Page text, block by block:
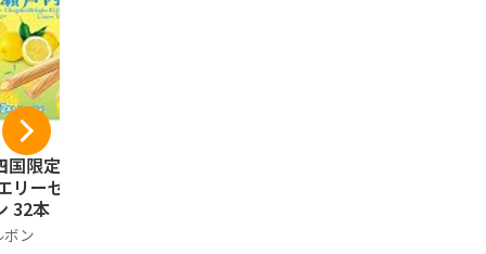
国限定 中四国土
リーゼ瀬戸内レ
32本（2本×16
ボン